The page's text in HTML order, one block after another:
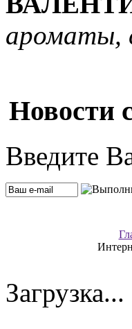
ароматы,
Новости
Введите
Загрузка...